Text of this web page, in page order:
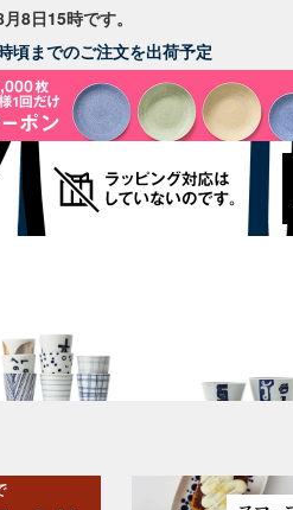
8日15時です。
頃までのご注文を出荷予定